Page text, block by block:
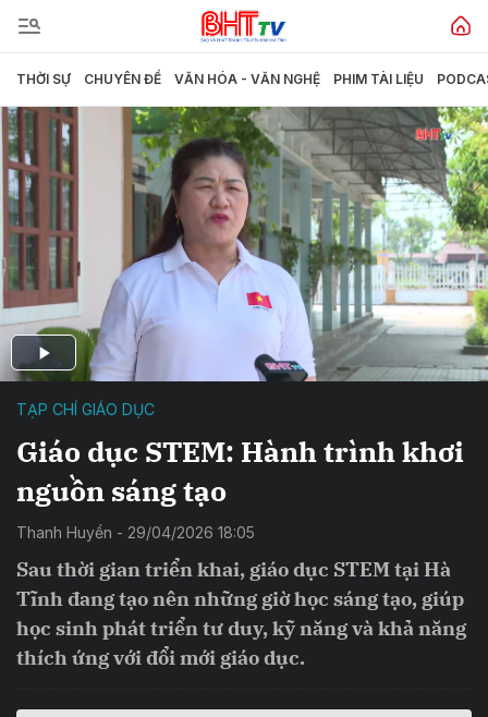
THỜI SỰ CHUYÊN ĐỀ VĂN HÓA - VĂN NGHỆ PHIM TÀI LIỆU
TẠP CHÍ GIÁO DỤC
Giáo dục STEM: Hành trình khơi
nguồn sáng tạo
Thanh Huyền - 29/04/2026 18:05
Sau thời gian triển khai, giáo dục STEM tại Hà
Tĩnh đang tạo nên những giờ học sáng tạo, giúp
học sinh phát triển tư duy, kỹ năng và khả năng
thích ứng với đổi mới giáo dục.